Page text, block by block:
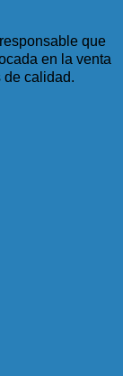
que
en la venta
de calidad.